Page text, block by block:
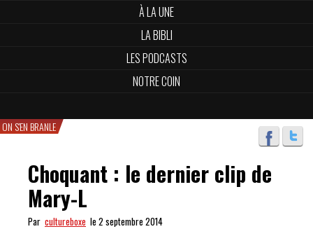
À LA UNE
LA BIBLI
LES PODCASTS
NOTRE COIN
ON S'EN BRANLE
Choquant : le dernier clip de
Mary-L
Par cultureboxe le 2 septembre 2014